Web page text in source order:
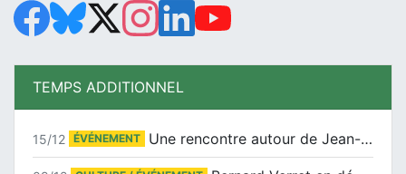
TEMPS ADDITIONNEL
15/12 ÉVÉNEMENT Une rencontre autour de Jean-Claude Suaudeau